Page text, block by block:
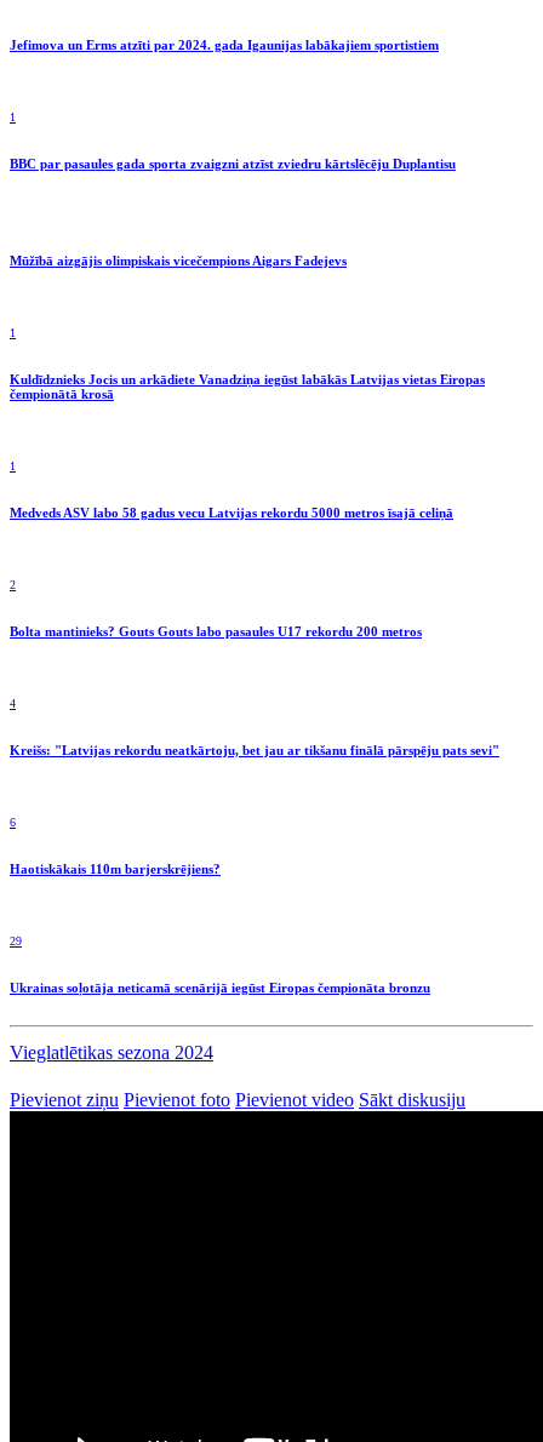
Jefimova un Erms atzīti par 2024. gada Igaunijas labākajiem sportistiem
1
BBC par pasaules gada sporta zvaigzni atzīst zviedru kārtslēcēju Duplantisu
Mūžībā aizgājis olimpiskais vicečempions Aigars Fadejevs
1
Kuldīdznieks Jocis un arkādiete Vanadziņa iegūst labākās Latvijas vietas Eiropas
čempionātā krosā
1
Medveds ASV labo 58 gadus vecu Latvijas rekordu 5000 metros īsajā celiņā
2
Bolta mantinieks? Gouts Gouts labo pasaules U17 rekordu 200 metros
4
Kreišs: "Latvijas rekordu neatkārtoju, bet jau ar tikšanu finālā pārspēju pats sevi"
6
Haotiskākais 110m barjerskrējiens?
29
Ukrainas soļotāja neticamā scenārijā iegūst Eiropas čempionāta bronzu
Vieglatlētikas sezona 2024
Pievienot ziņu Pievienot foto Pievienot video Sākt diskusiju